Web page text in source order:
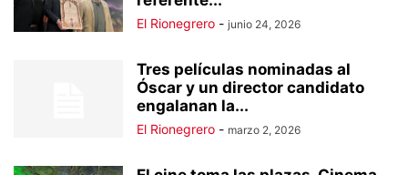
El Rionegrero - junio 24, 2026
Tres películas nominadas al
Óscar y un director candidato
engalanan la...
El Rionegrero - marzo 2, 2026